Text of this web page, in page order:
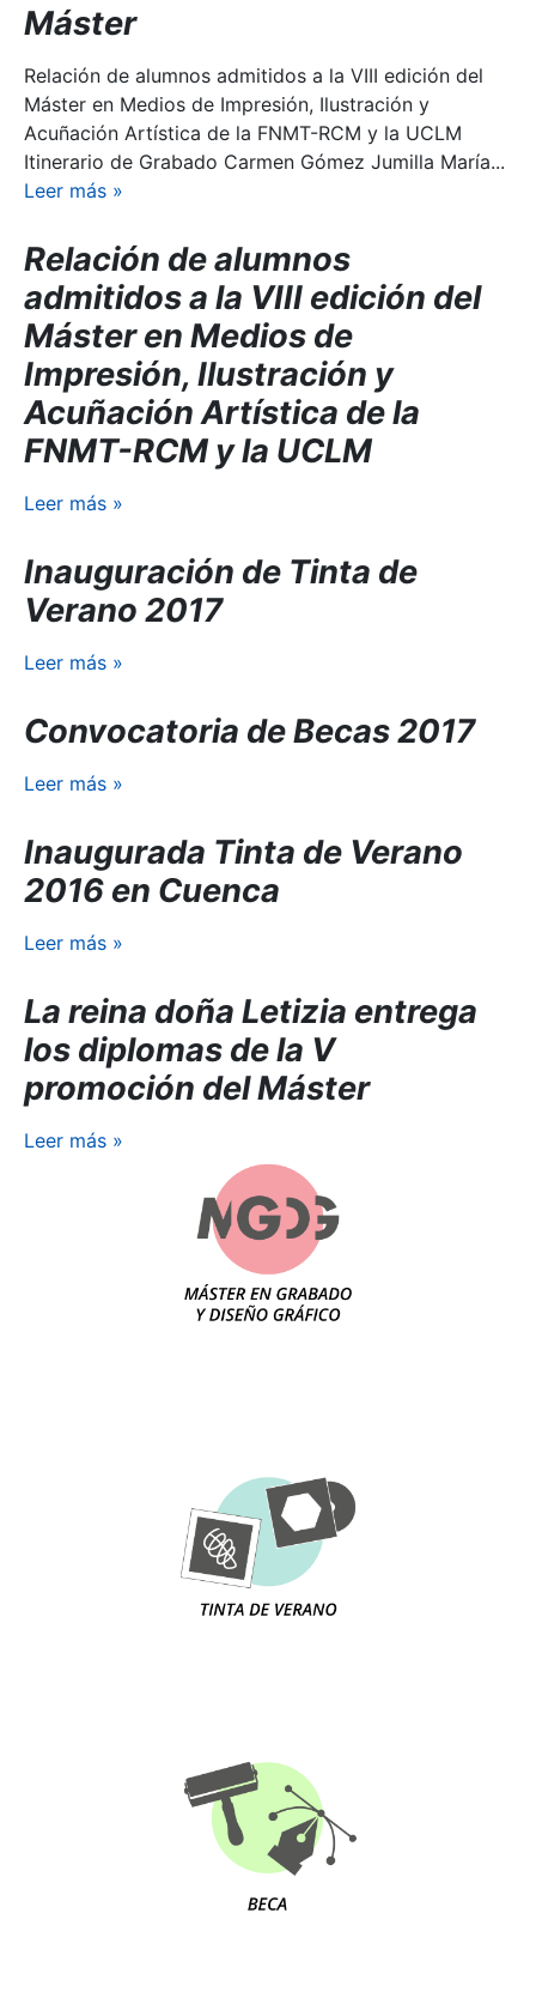
Máster
Relación de alumnos admitidos a la VIII edición del
Máster en Medios de Impresión, Ilustración y
Acuñación Artística de la FNMT-RCM y la UCLM
Itinerario de Grabado Carmen Gómez Jumilla María...
Leer más »
Relación de alumnos
admitidos a la VIII edición del
Máster en Medios de
Impresión, Ilustración y
Acuñación Artística de la
FNMT-RCM y la UCLM
Leer más »
Inauguración de Tinta de
Verano 2017
Leer más »
Convocatoria de Becas 2017
Leer más »
Inaugurada Tinta de Verano
2016 en Cuenca
Leer más »
La reina doña Letizia entrega
los diplomas de la V
promoción del Máster
Leer más »